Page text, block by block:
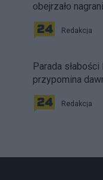
obejrzało
Redakcja
Parada
przypomina
Redakcja